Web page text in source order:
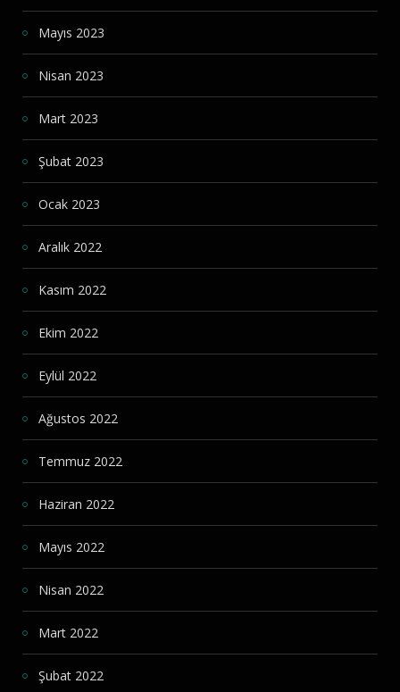
Mayıs 2023
Nisan 2023
Mart 2023
Şubat 2023
Ocak 2023
Aralık 2022
Kasım 2022
Ekim 2022
Eylül 2022
Ağustos 2022
Temmuz 2022
Haziran 2022
Mayıs 2022
Nisan 2022
Mart 2022
Şubat 2022